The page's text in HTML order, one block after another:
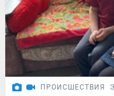
ПРОИСШЕСТВИЯ